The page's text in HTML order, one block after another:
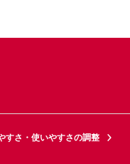
すさ・使いやすさの調整